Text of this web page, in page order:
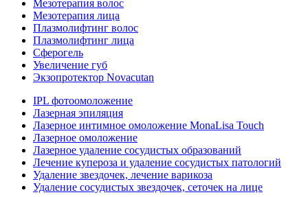
Мезотерапия волос
Мезотерапия лица
Плазмолифтинг волос
Плазмолифтинг лица
Сферогель
Увеличение губ
Экзопротектор Novacutan
IPL фотоомоложение
Лазерная эпиляция
Лазерное интимное омоложение MonaLisa Touch
Лазерное омоложение
Лазерное удаление сосудистых образований
Лечение купероза и удаление сосудистых патологий
Удаление звездочек, лечение варикоза
Удаление сосудистых звездочек, сеточек на лице